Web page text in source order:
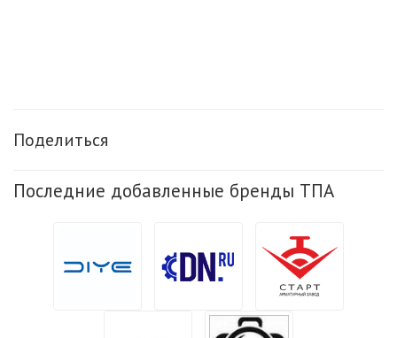
Поделиться
Последние добавленные бренды ТПА